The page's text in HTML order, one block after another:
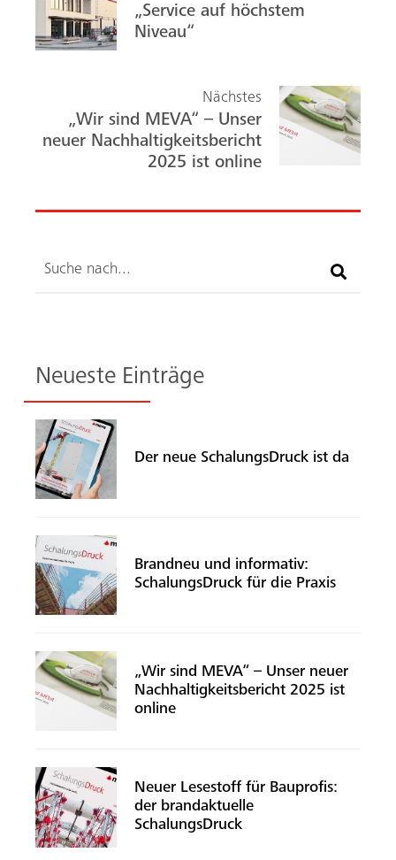
„Service auf höchstem
Niveau“
Nächstes
„Wir sind MEVA“ – Unser
neuer Nachhaltigkeitsbericht
2025 ist online
Suche
Neueste Einträge
Der neue SchalungsDruck ist da
Brandneu und informativ:
SchalungsDruck für die Praxis
„Wir sind MEVA“ – Unser neuer
Nachhaltigkeitsbericht 2025 ist
online
Neuer Lesestoff für Bauprofis:
der brandaktuelle
SchalungsDruck